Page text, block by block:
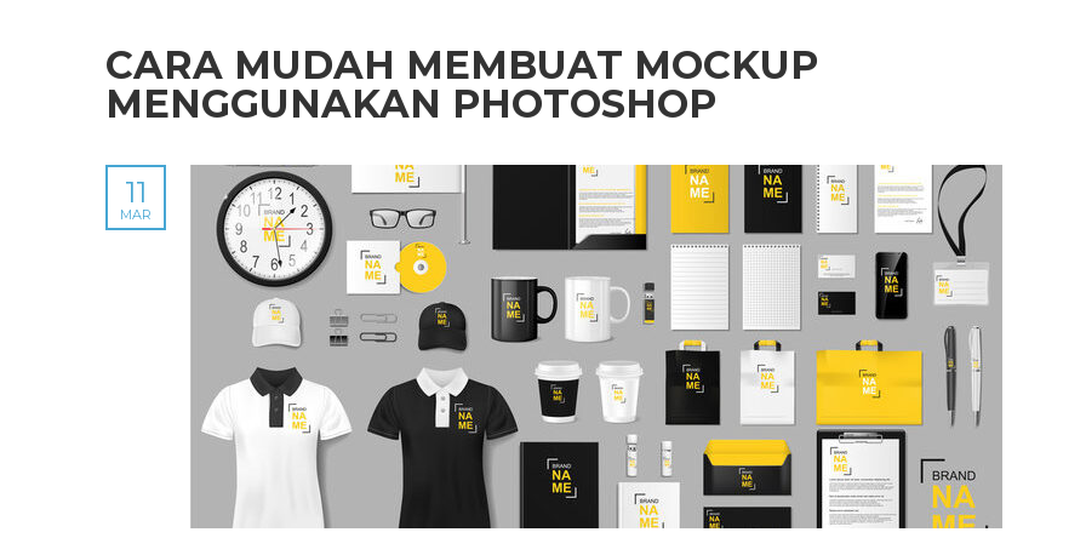
CARA MUDAH MEMBUAT MOCKUP
MENGGUNAKAN PHOTOSHOP
11
MAR